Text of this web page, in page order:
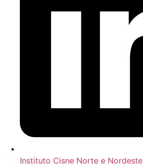
Instituto Cisne Norte e Nordeste